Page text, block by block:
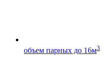
объем парных до 16м3